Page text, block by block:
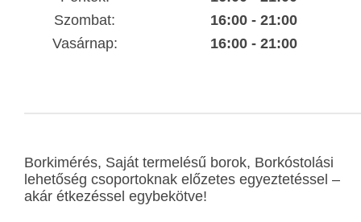
Szombat:
16:00 - 21:00
Vasárnap:
16:00 - 21:00
Borkimérés, Saját termelésű borok, Borkóstolási
lehetőség csoportoknak előzetes egyeztetéssel –
akár étkezéssel egybekötve!